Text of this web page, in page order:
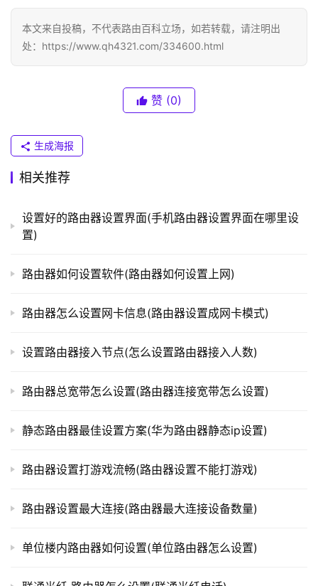
普
联
）
l
o
g
由
百
见
题
本文来自投稿，不代表路由百科立场，如若转载，请注明出
处：https://www.qh4321.com/334600.html
赞 (0)
生成海报
相关推荐
设置好的路由器设置界面(手机路由器设置界面在哪里设
置)
路由器如何设置软件(路由器如何设置上网)
路由器怎么设置网卡信息(路由器设置成网卡模式)
设置路由器接入节点(怎么设置路由器接入人数)
路由器总宽带怎么设置(路由器连接宽带怎么设置)
静态路由器最佳设置方案(华为路由器静态ip设置)
路由器设置打游戏流畅(路由器设置不能打游戏)
路由器设置最大连接(路由器最大连接设备数量)
单位楼内路由器如何设置(单位路由器怎么设置)